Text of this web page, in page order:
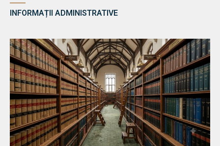
INFORMAȚII ADMINISTRATIVE